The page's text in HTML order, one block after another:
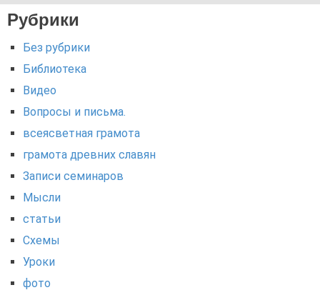
Рубрики
Без рубрики
Библиотека
Видео
Вопросы и письма.
всеясветная грамота
грамота древних славян
Записи семинаров
Мысли
статьи
Схемы
Уроки
фото